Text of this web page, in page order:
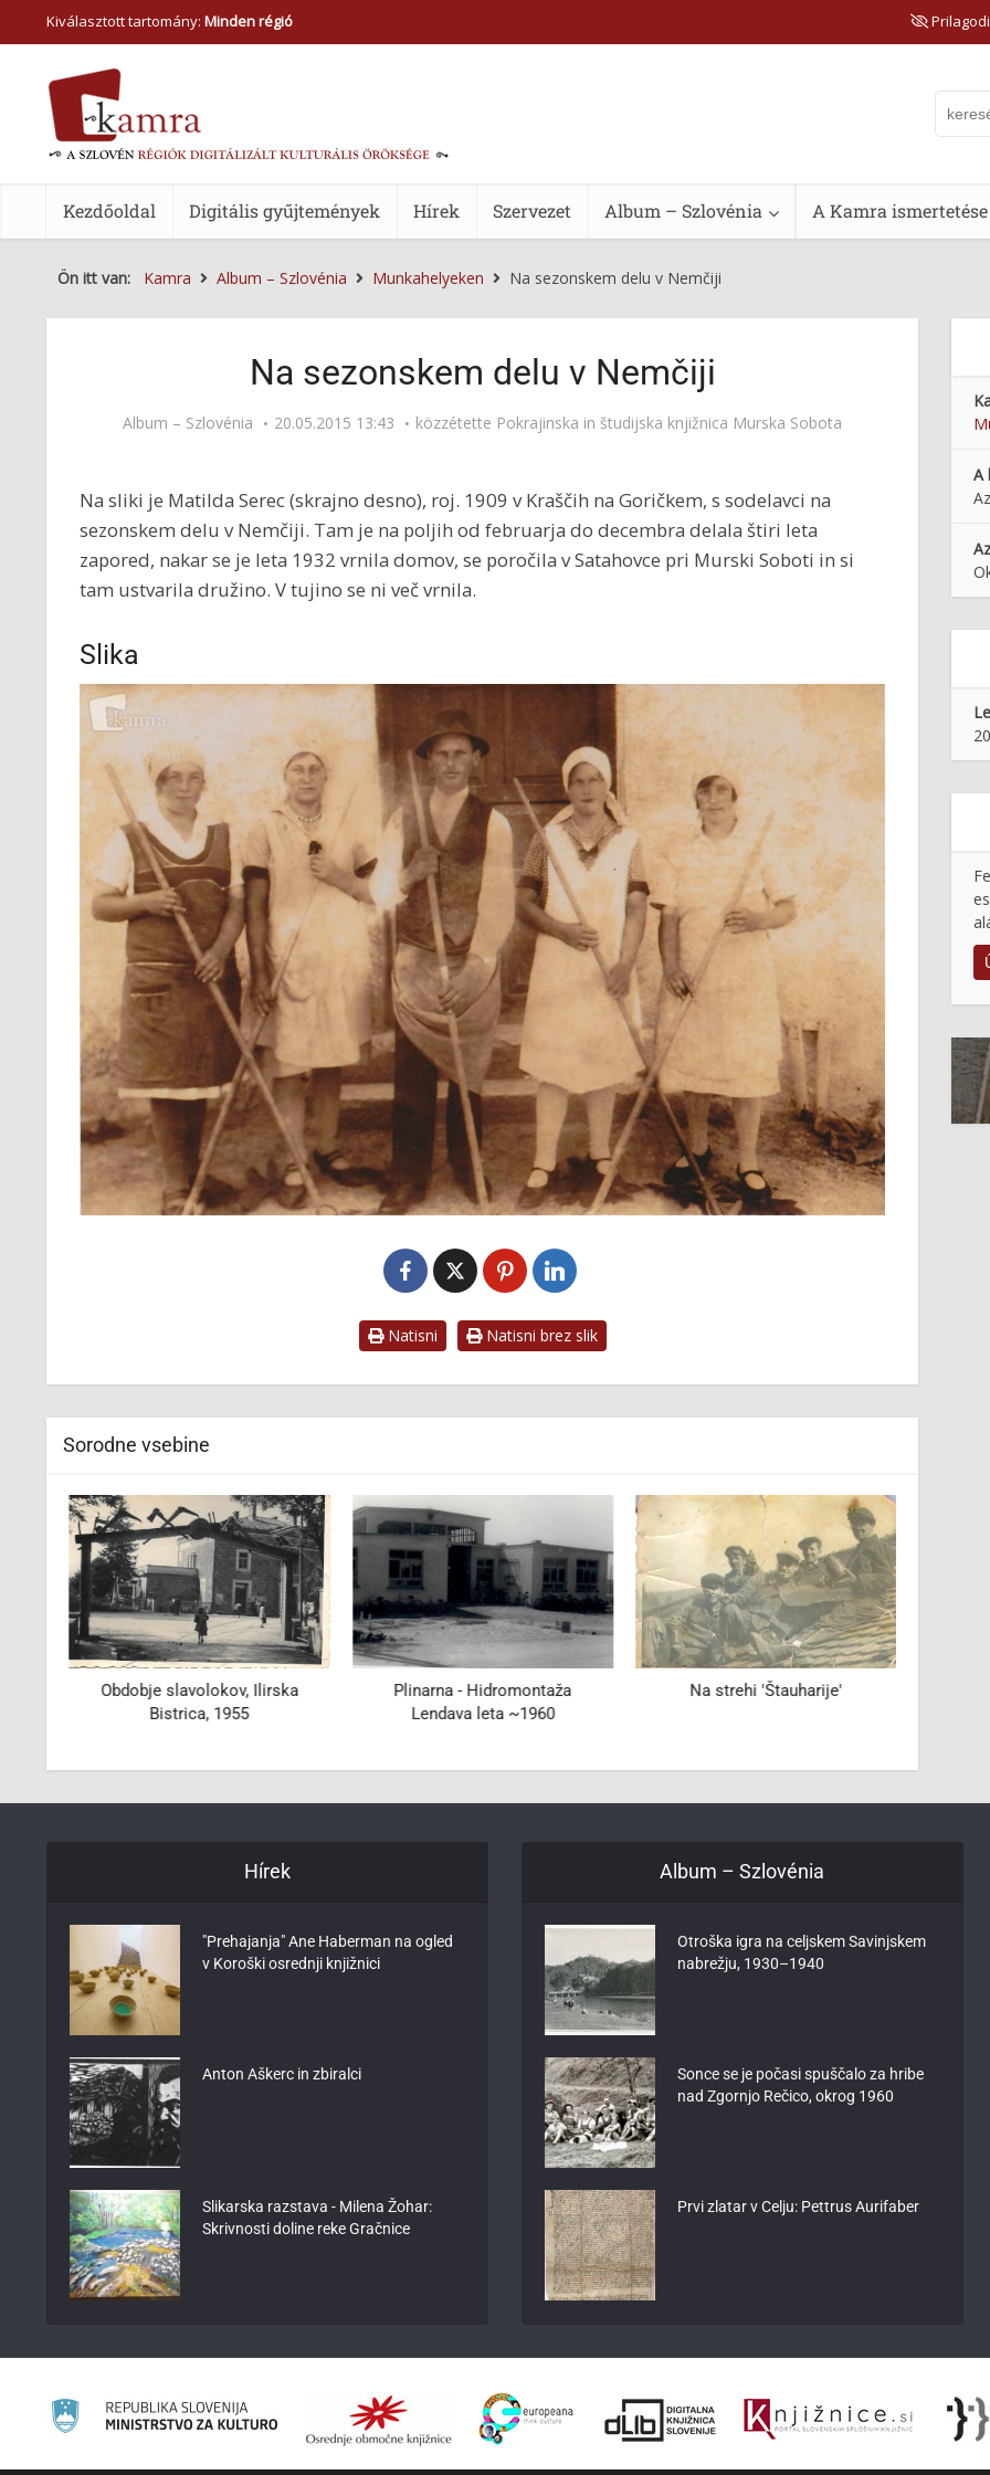
Kiválasztott tartomány: Minden régió
Kezdőoldal Digitális gyűjtemények Hírek Szervezet Album – Szlovénia A Kamra ismertetése
Ön itt van: Kamra Album – Szlovénia Munkahelyeken Na sezonskem delu v Nemčiji
Na sezonskem delu v Nemčiji
Album – Szlovénia 20.05.2015 13:43 közzétette Pokrajinska in študijska knjižnica Murska Sobota
Na sliki je Matilda Serec (skrajno desno), roj. 1909 v Kraščih na Goričkem, s sodelavci na
sezonskem delu v Nemčiji. Tam je na poljih od februarja do decembra delala štiri leta
zapored, nakar se je leta 1932 vrnila domov, se poročila v Satahovce pri Murski Soboti in si
tam ustvarila družino. V tujino se ni več vrnila.
Slika
Natisni Natisni brez slik
Sorodne vsebine
Obdobje slavolokov, Ilirska
Bistrica, 1955
Plinarna - Hidromontaža
Lendava leta ~1960
Na strehi 'Štauharije'
A
Hírek
"Prehajanja" Ane Haberman na ogled
v Koroški osrednji knjižnici
Anton Aškerc in zbiralci
Slikarska razstava - Milena Žohar:
Skrivnosti doline reke Gračnice
Album – Szlovénia
Otroška igra na celjskem Savinjskem
nabrežju, 1930–1940
Sonce se je počasi spuščalo za hribe
nad Zgornjo Rečico, okrog 1960
Prvi zlatar v Celju: Pettrus Aurifaber